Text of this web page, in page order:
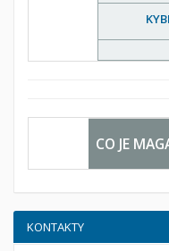
CO JE
KONTAKTY